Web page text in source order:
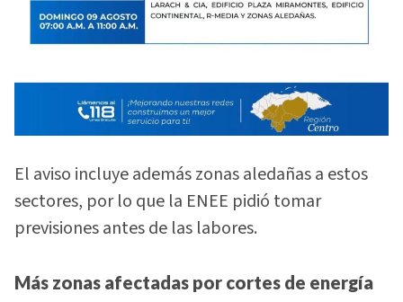
El aviso incluye además zonas aledañas a estos
sectores, por lo que la ENEE pidió tomar
previsiones antes de las labores.
Más zonas afectadas por cortes de energía